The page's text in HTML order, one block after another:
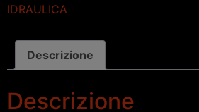
IDRAULICA
Descrizione
Descrizione